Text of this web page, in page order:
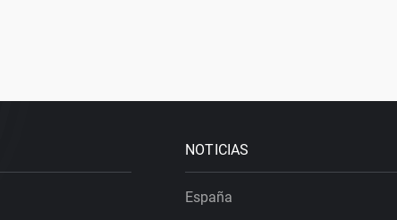
NOTICIAS
España